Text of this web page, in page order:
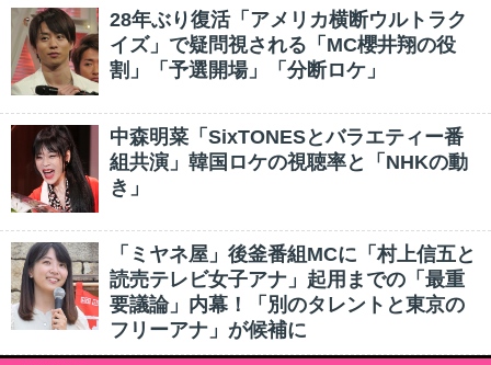
28年ぶり復活「アメリカ横断ウルトラク
イズ」で疑問視される「MC櫻井翔の役
割」「予選開場」「分断ロケ」
中森明菜「SixTONESとバラエティー番
組共演」韓国ロケの視聴率と「NHKの動
き」
「ミヤネ屋」後釜番組MCに「村上信五と
読売テレビ女子アナ」起用までの「最重
要議論」内幕！「別のタレントと東京の
フリーアナ」が候補に